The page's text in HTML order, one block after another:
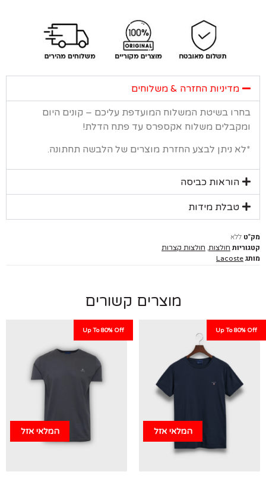
מדיניות החזרה & משלוחים
בשיטת המשלוח המועדפת עליכם – קונים היום
משלוח אקספרס עד פתח הדלת!
ניתן לבצע החזרת מוצרים של הלבשה תחתונה.
הוראות כביסה
טבלת מידות
ללא
חולצות ,חולצות קצרות
Lacoste
מוצרים קשורים
Up To
המלאי אזל
Up To 80% Off
המלאי אזל